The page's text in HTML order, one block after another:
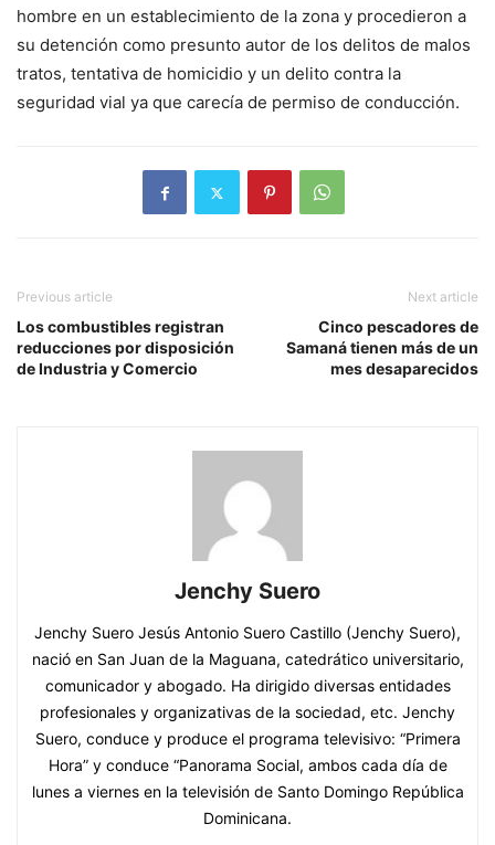
hombre en un establecimiento de la zona y procedieron a
su detención como presunto autor de los delitos de malos
tratos, tentativa de homicidio y un delito contra la
seguridad vial ya que carecía de permiso de conducción.
Previous article
Los combustibles registran
reducciones por disposición
de Industria y Comercio
Next article
Cinco pescadores de
Samaná tienen más de un
mes desaparecidos
Jenchy Suero
Jenchy Suero Jesús Antonio Suero Castillo (Jenchy Suero),
nació en San Juan de la Maguana, catedrático universitario,
comunicador y abogado. Ha dirigido diversas entidades
profesionales y organizativas de la sociedad, etc. Jenchy
Suero, conduce y produce el programa televisivo: “Primera
Hora” y conduce “Panorama Social, ambos cada día de
lunes a viernes en la televisión de Santo Domingo República
Dominicana.